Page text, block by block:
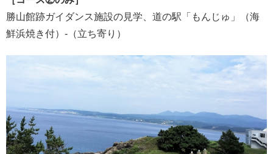
勝山館跡ガイダンス施設の見学、道の駅「もんじゅ」（海
鮮浜焼き付）-（立ち寄り）